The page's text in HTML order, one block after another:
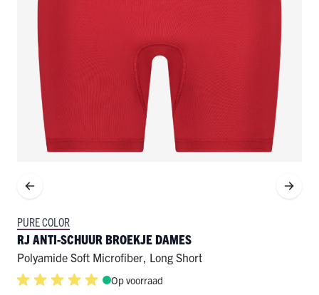
PURE COLOR
RJ ANTI-SCHUUR BROEKJE DAMES
Polyamide Soft Microfiber, Long Short
Op voorraad